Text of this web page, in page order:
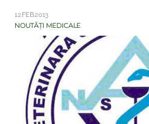
12.FEB.2013
NOUTĂȚI MEDICALE